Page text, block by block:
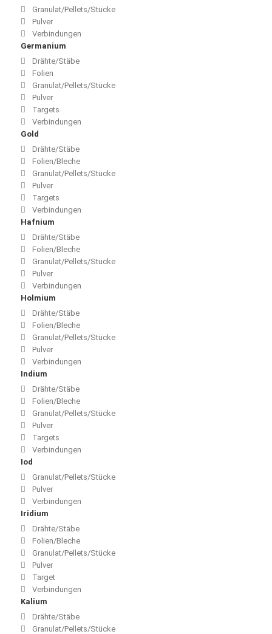
Granulat/Pellets/Stücke
Pulver
Verbindungen
Germanium
Drähte/Stäbe
Folien
Granulat/Pellets/Stücke
Pulver
Targets
Verbindungen
Gold
Drähte/Stäbe
Folien/Bleche
Granulat/Pellets/Stücke
Pulver
Targets
Verbindungen
Hafnium
Drähte/Stäbe
Folien/Bleche
Granulat/Pellets/Stücke
Pulver
Verbindungen
Holmium
Drähte/Stäbe
Folien/Bleche
Granulat/Pellets/Stücke
Pulver
Verbindungen
Indium
Drähte/Stäbe
Folien/Bleche
Granulat/Pellets/Stücke
Pulver
Targets
Verbindungen
Iod
Granulat/Pellets/Stücke
Pulver
Verbindungen
Iridium
Drähte/Stäbe
Folien/Bleche
Granulat/Pellets/Stücke
Pulver
Target
Verbindungen
Kalium
Drähte/Stäbe
Granulat/Pellets/Stücke